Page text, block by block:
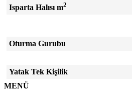
Isparta Halısı m2
Oturma Gurubu
Yatak Tek Kişilik
MENÜ